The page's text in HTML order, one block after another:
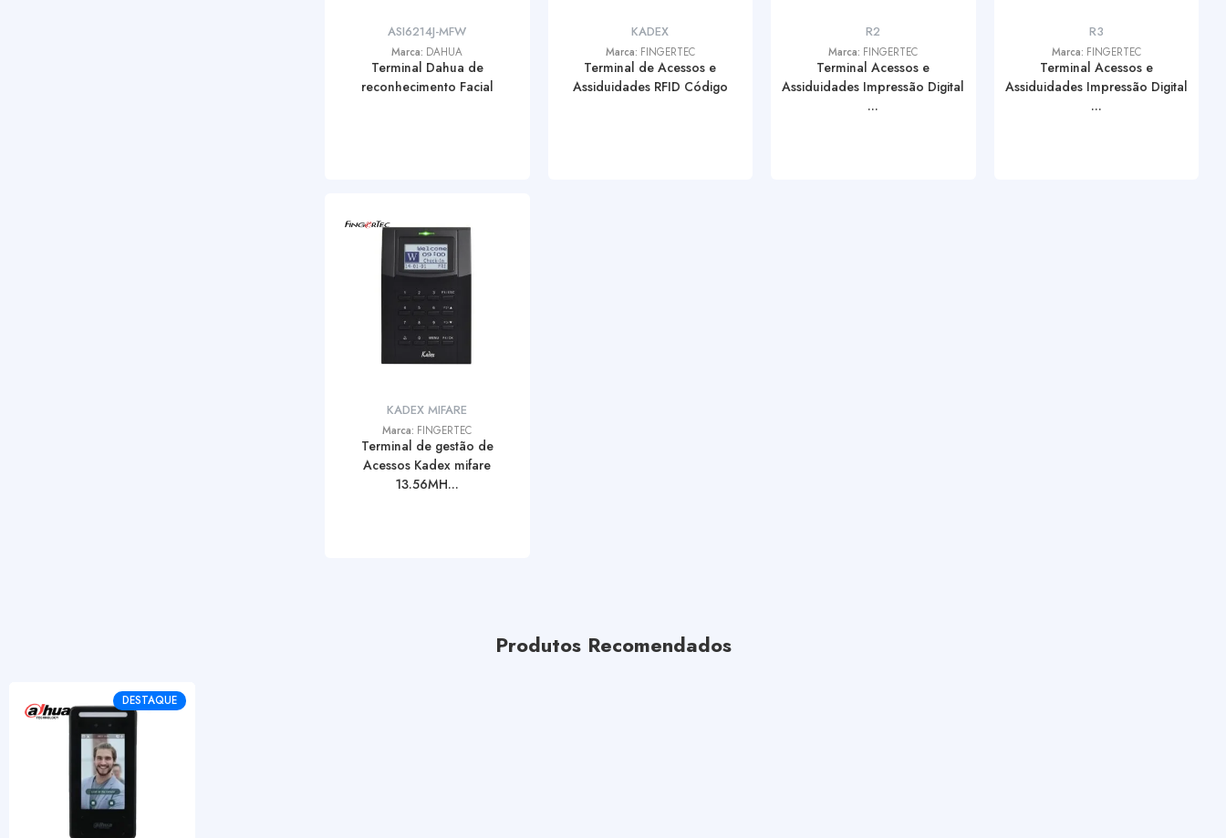
ASI6214J-MFW
Marca: DAHUA
Terminal Dahua de
reconhecimento Facial
KADEX
Marca: FINGERTEC
Terminal de Acessos e
Assiduidades RFID Código
R2
Marca: FINGERTEC
Terminal Acessos e
Assiduidades Impressão Digital
...
R3
Marca: FINGERTEC
Terminal Acessos e
Assiduidades Impressão Digital
...
KADEX MIFARE
Marca: FINGERTEC
Terminal de gestão de
Acessos Kadex mifare
13.56MH...
Produtos Recomendados
DESTAQUE